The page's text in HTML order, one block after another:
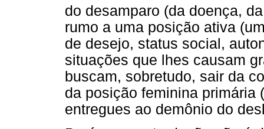
do desamparo (da doença,
rumo a uma posição ativa
de desejo, status social,
situações que lhes causam
buscam, sobretudo, sair da
da posição feminina primária
entregues ao demônio do